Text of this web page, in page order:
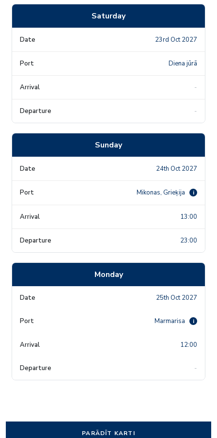
Saturday
23rd Oct 2027
Diena jūrā
-
-
Sunday
24th Oct 2027
Mikonas, Grieķija i
13:00
23:00
Monday
25th Oct 2027
Marmarisa i
12:00
-
PARĀDĪT KARTI